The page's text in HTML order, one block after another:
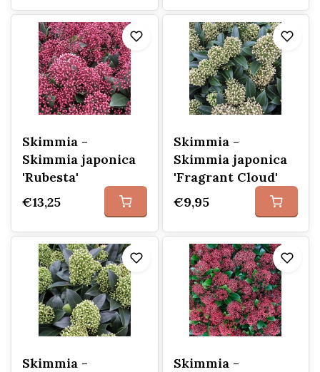
Skimmia -
Skimmia japonica
'Rubesta'
€13,25
Skimmia -
Skimmia japonica
'Fragrant Cloud'
€9,95
Skimmia -
Skimmia -